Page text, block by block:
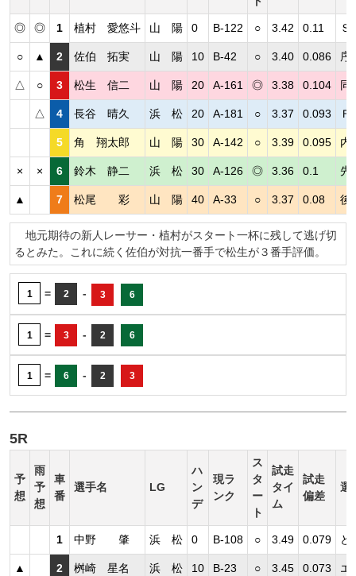
◎ ◎ 1 植村 愛悠斗 山 陽 0 B-122 ○ 3.42 0.11 Ｓ
○ ▲ 2 佐伯 拓実 山 陽 10 B-42 ○ 3.40 0.086 序
△ ○ 3 松生 信二 山 陽 20 A-161 ◎ 3.38 0.104 同
△ 4 長谷 晴久 浜 松 20 A-181 ○ 3.37 0.093
5 角 翔太郎 山 陽 30 A-142 ○ 3.39 0.095 内
× × 6 鈴木 静二 浜 松 30 A-126 ◎ 3.36 0.1 先
▲ 7 松尾 彩 山 陽 40 A-33 ○ 3.37 0.08 後
地元期待の新人レーサー・植村がスタート一杯に残して逃げ切
るとみた。これに続く佐伯が対抗一番手で松生が３番手評価。
1 = 2 - 3 6
1 = 3 - 2 6
1 = 6 - 2 3
5R
予
想
雨
予
想
車
番
選手名 LG
ハ
ン
デ
現ラ
ンク
ス
タ
ー
ト
試走
タイ
ム
試走
偏差
選
1 中野 肇 浜 松 0 B-108 ○ 3.49 0.079 ど
▲ 2 桝崎 星名 浜 松 10 B-23 ○ 3.45 0.073 エ